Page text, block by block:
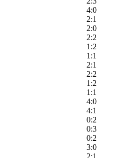
4:0
2:1
2:0
2:2
1:2
1:1
2:1
2:2
1:2
1:1
4:0
4:1
0:2
0:3
0:2
3:0